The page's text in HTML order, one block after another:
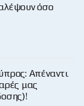
όσο
Απέναντι
μας